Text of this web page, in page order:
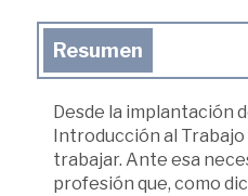
Resumen
Desde la implantación
Introducción al
trabajar. Ante esa
profesión que, como